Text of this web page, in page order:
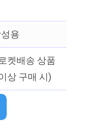
용
켓배송 상품
상 구매 시)